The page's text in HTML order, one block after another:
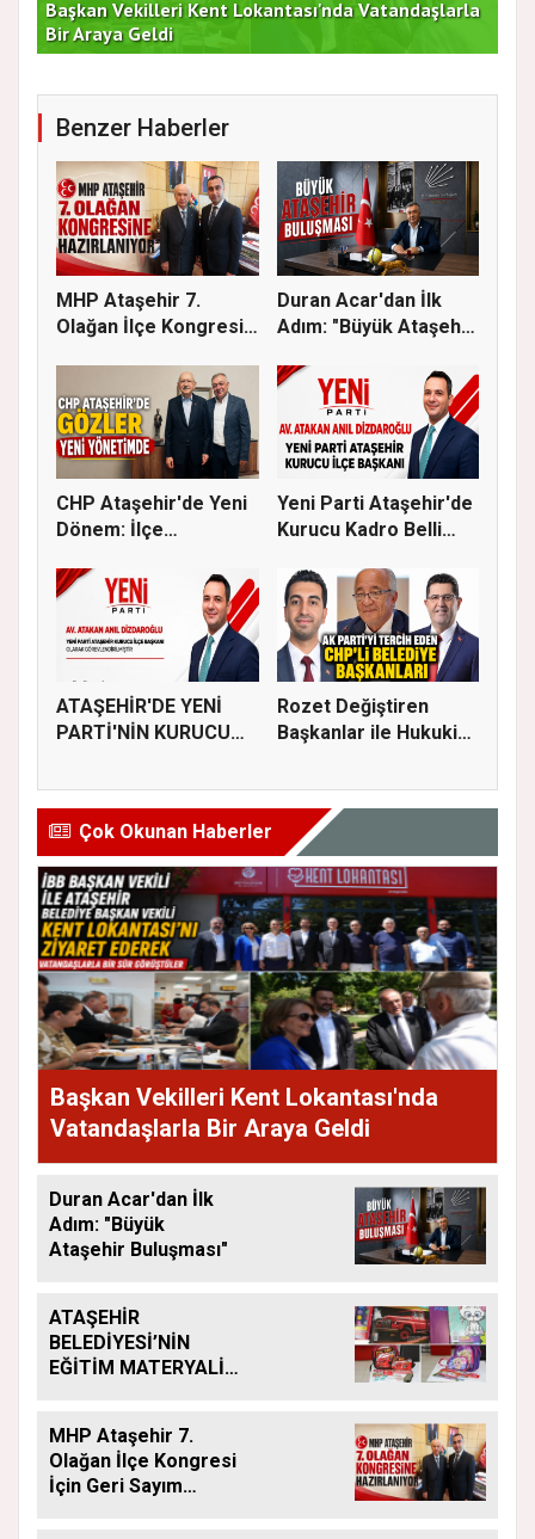
Başkan Vekilleri Kent Lokantası'nda Vatandaşlarla
Bir Araya Geldi
Benzer Haberler
MHP Ataşehir 7.
Olağan İlçe Kongresi
Duran Acar'dan İlk
Adım: "Büyük Ataşehir
CHP Ataşehir'de Yeni
Dönem: İlçe
Yeni Parti Ataşehir'de
Kurucu Kadro Belli
ATAŞEHİR'DE YENİ
PARTİ'NİN KURUCU
Rozet Değiştiren
Başkanlar ile Hukuki
Çok Okunan Haberler
Başkan Vekilleri Kent Lokantası'nda
Vatandaşlarla Bir Araya Geldi
Duran Acar'dan İlk
Adım: "Büyük
Ataşehir Buluşması"
ATAŞEHİR
BELEDİYESİ’NİN
EĞİTİM MATERYALİ
SÜRÜYOR
MHP Ataşehir 7.
Olağan İlçe Kongresi
İçin Geri Sayım